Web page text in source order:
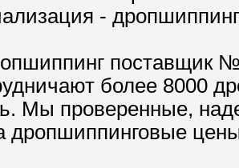
-
поставщик
более 8000
Мы проверенные,
дропшиппинговые